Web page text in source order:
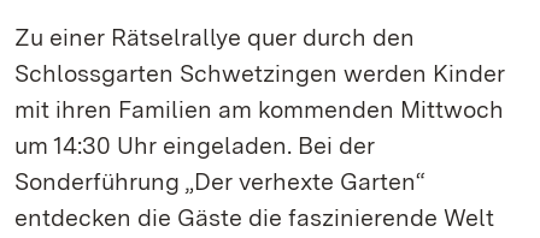
Zu einer Rätselrallye quer durch den
Schlossgarten Schwetzingen werden Kinder
mit ihren Familien am kommenden Mittwoch
um 14:30 Uhr eingeladen. Bei der
Sonderführung „Der verhexte Garten“
entdecken die Gäste die faszinierende Welt